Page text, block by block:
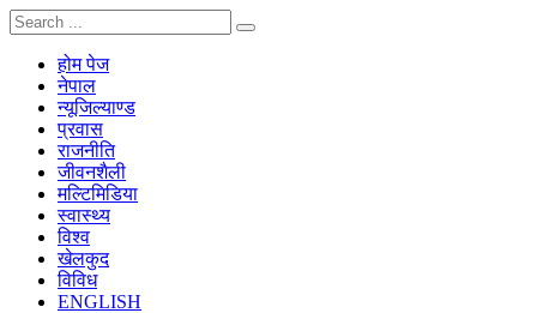
होम पेज
नेपाल
न्यूजिल्याण्ड
प्रवास
राजनीति
जीवनशैली
मल्टिमिडिया
स्वास्थ्य
विश्व
खेलकुद
विविध
ENGLISH